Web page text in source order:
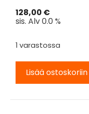
128,00 €
sis. Alv 0.0 %
1 varastossa
Lisää ostoskoriin